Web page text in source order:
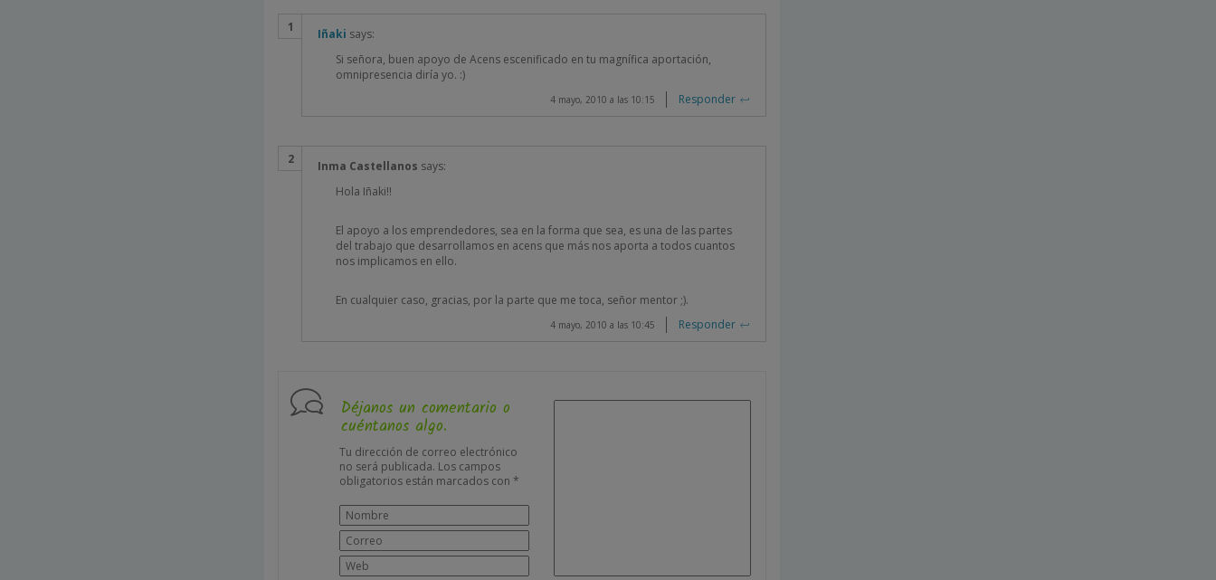
Iñaki says:
4 mayo, 2010 a las 10:15
Si señora, buen apoyo de Acens escenificado en tu magnífica aportación,
omnipresencia diría yo. :)
Responder
Inma Castellanos says:
4 mayo, 2010 a las 10:45
Hola Iñaki!!
El apoyo a los emprendedores, sea en la forma que sea, es una de las partes
del trabajo que desarrollamos en acens que más nos aporta a todos cuantos
nos implicamos en ello.
En cualquier caso, gracias, por la parte que me toca, señor mentor ;).
Responder
Déjanos un comentario o
cuéntanos algo.
Tu dirección de correo electrónico
no será publicada. Los campos
obligatorios están marcados con *